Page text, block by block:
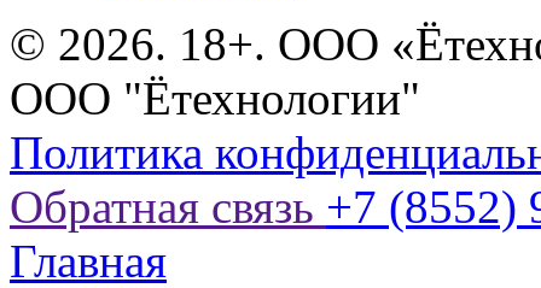
© 2026. 18+. ООО
ООО "Ётехнологии"
Политика
Обратная связь +7 (8552)
Главная